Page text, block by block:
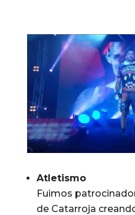
Atletismo
Fuimos
de Catarroja